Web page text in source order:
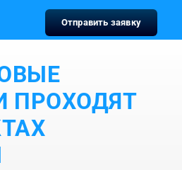
услуги
наши
Отправить заявку
ПРОХОДЯТ